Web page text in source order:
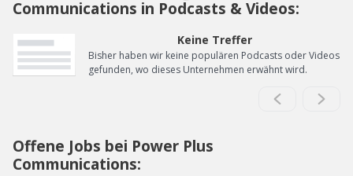
Communications in Podcasts & Videos:
Keine Treffer
Bisher haben wir keine populären Podcasts oder Videos
gefunden, wo dieses Unternehmen erwähnt wird.
Offene Jobs bei Power Plus
Communications: